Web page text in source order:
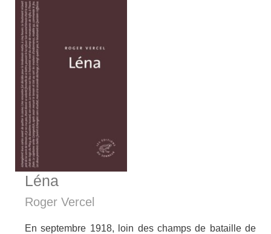
Léna
Roger Vercel
En septembre 1918, loin des champs de bataille de